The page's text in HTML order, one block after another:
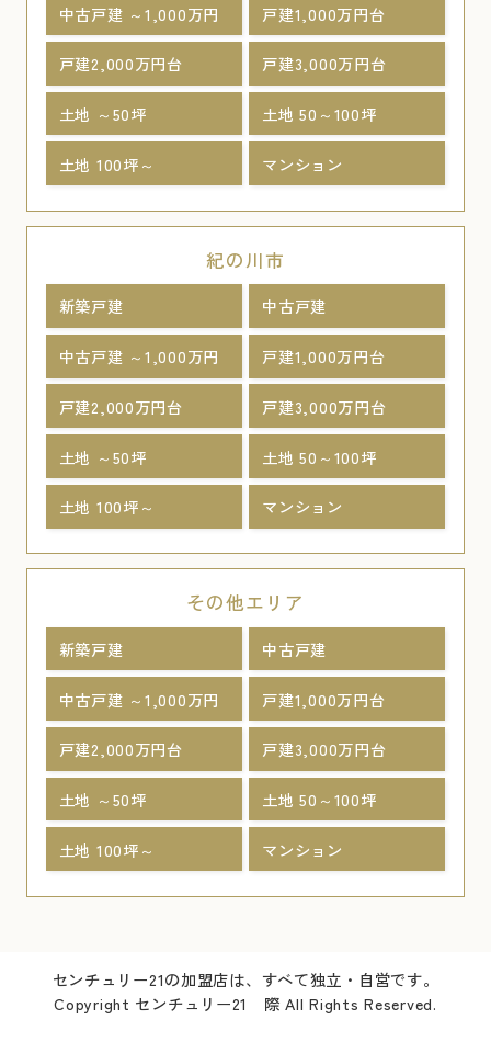
中古戸建 ～1,000万円 戸建1,000万円台
戸建2,000万円台 戸建3,000万円台
土地 ～50坪 土地 50～100坪
土地 100坪～ マンション
紀の川市
新築戸建 中古戸建
中古戸建 ～1,000万円 戸建1,000万円台
戸建2,000万円台 戸建3,000万円台
土地 ～50坪 土地 50～100坪
土地 100坪～ マンション
その他エリア
新築戸建 中古戸建
中古戸建 ～1,000万円 戸建1,000万円台
戸建2,000万円台 戸建3,000万円台
土地 ～50坪 土地 50～100坪
土地 100坪～ マンション
センチュリー21の加盟店は、すべて独立・自営です。
Copyright センチュリー21 際 All Rights Reserved.